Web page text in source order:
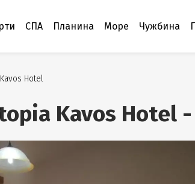
СПА Планина Море Чужбина
Hotel
Kavos Hotel